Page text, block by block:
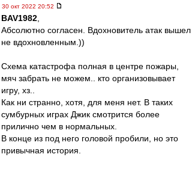
30 окт 2022 20:52
BAV1982
Абсолютно согласен. Вдохновитель атак вышел
не вдохновленным.))
Схема катастрофа полная в центре пожары,
мяч забрать не можем.. кто организовывает
игру, хз..
Как ни странно, хотя, для меня нет. В таких
сумбурных играх Джик смотрится более
прилично чем в нормальных.
В конце из под него головой пробили, но это
привычная история.